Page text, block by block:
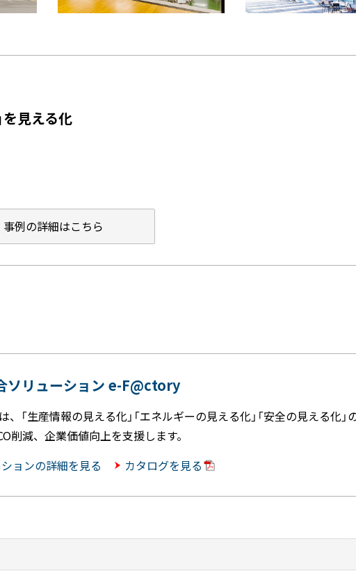
を見える化
事例の詳細はこちら
ソリューション e-F@ctory
「生産情報の見える化」「エネルギーの見える化」「安全の見える化」
削減、企業価値向上を支援します。
ョンの詳細を見る
カタログを見る